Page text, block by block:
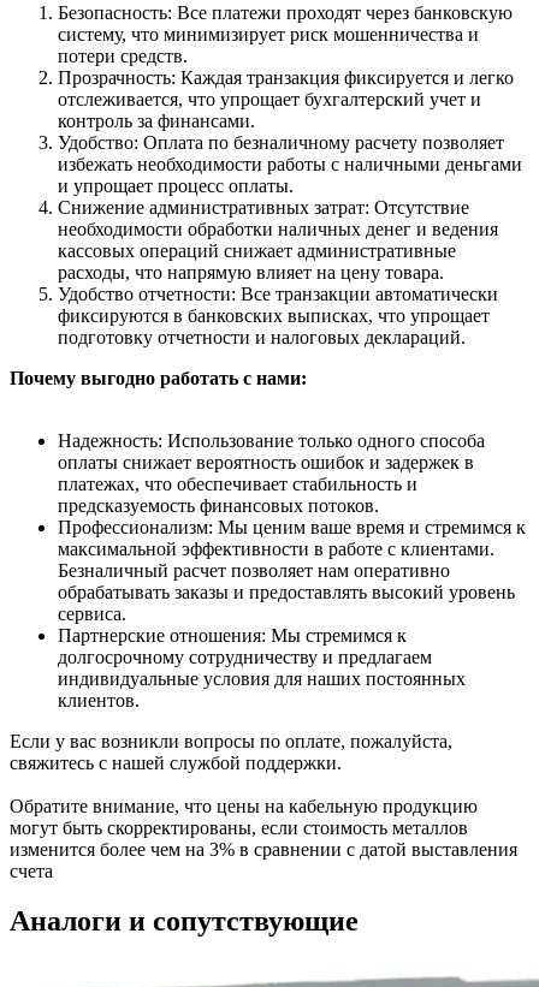
Безопасность: Все платежи проходят через банковскую
систему, что минимизирует риск мошенничества и
потери средств.
Прозрачность: Каждая транзакция фиксируется и легко
отслеживается, что упрощает бухгалтерский учет и
контроль за финансами.
Удобство: Оплата по безналичному расчету позволяет
избежать необходимости работы с наличными деньгами
и упрощает процесс оплаты.
Снижение административных затрат: Отсутствие
необходимости обработки наличных денег и ведения
кассовых операций снижает административные
расходы, что напрямую влияет на цену товара.
Удобство отчетности: Все транзакции автоматически
фиксируются в банковских выписках, что упрощает
подготовку отчетности и налоговых деклараций.
Почему выгодно работать с нами:
Надежность: Использование только одного способа
оплаты снижает вероятность ошибок и задержек в
платежах, что обеспечивает стабильность и
предсказуемость финансовых потоков.
Профессионализм: Мы ценим ваше время и стремимся к
максимальной эффективности в работе с клиентами.
Безналичный расчет позволяет нам оперативно
обрабатывать заказы и предоставлять высокий уровень
сервиса.
Партнерские отношения: Мы стремимся к
долгосрочному сотрудничеству и предлагаем
индивидуальные условия для наших постоянных
клиентов.
Если у вас возникли вопросы по оплате, пожалуйста,
свяжитесь с нашей службой поддержки.
Обратите внимание, что цены на кабельную продукцию
могут быть скорректированы, если стоимость металлов
изменится более чем на 3% в сравнении с датой выставления
счета
Аналоги и сопутствующие